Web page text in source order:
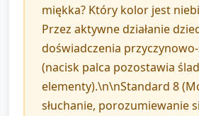
miękka? Który kolor jest
Przez aktywne działanie
doświadczenia
(nacisk palca pozostawia
elementy).\n\nStandard 8
słuchanie, porozumiewanie